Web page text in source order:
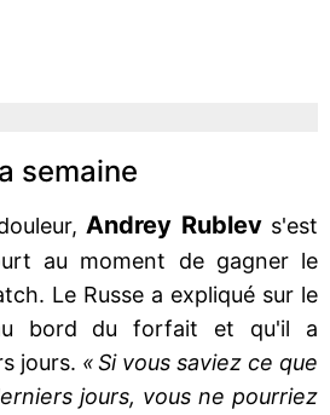
semaine
Andrey Rublevs'est
au moment de gagner le
Le Russe a expliqué sur le
bord du forfait et qu'il a
jours. « Si vous saviez ce que
jours, vous ne pourriez